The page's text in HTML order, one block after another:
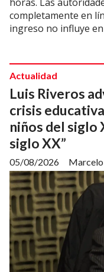
completamente en
ingreso no influye
Luis Riveros
crisis
niños del siglo
siglo XX”
Actualidad
05/08/2026